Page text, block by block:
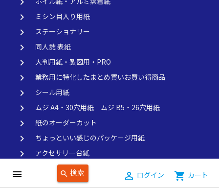
menu search 検索 person_outline ログイン shopping_cart カート
keyboard_arrow_right ミシン目入り用紙
keyboard_arrow_right ステーショナリー
keyboard_arrow_right 同人誌 表紙
keyboard_arrow_right 大判用紙・製図用・PRO
keyboard_arrow_right 業務用に特化したまとめ買いお買い得商品
keyboard_arrow_right シール用紙
keyboard_arrow_right ムジ A4・30穴用紙 ムジ B5・26穴用紙
keyboard_arrow_right 紙のオーダーカット
keyboard_arrow_right ちょっといい感じのパッケージ用紙
keyboard_arrow_right アクセサリー台紙
keyboard_arrow_right